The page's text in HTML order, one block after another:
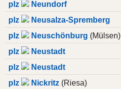
plz
Neundorf
plz
Neusalza-Spremberg
plz
Neuschönburg (Mülsen)
plz
Neustadt
plz
Neustadt
plz
Nickritz (Riesa)